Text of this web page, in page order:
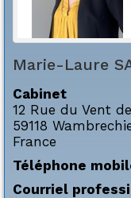
Marie-Laure
Cabinet
12 Rue du Vent
59118
France
Téléphone
Courriel